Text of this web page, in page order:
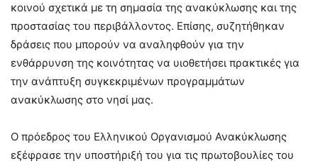
κοινού σχετικά με τη σημασία της ανακύκλωσης και της
προστασίας του περιβάλλοντος. Επίσης, συζητήθηκαν
δράσεις που μπορούν να αναληφθούν για την
ενθάρρυνση της κοινότητας να υιοθετήσει πρακτικές για
την ανάπτυξη συγκεκριμένων προγραμμάτων
ανακύκλωσης στο νησί μας.
Ο πρόεδρος του Ελληνικού Οργανισμού Ανακύκλωσης
εξέφρασε την υποστήριξή του για τις πρωτοβουλίες του